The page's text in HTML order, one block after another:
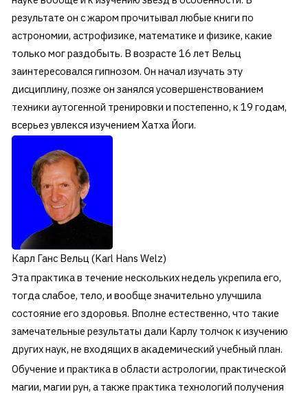
результате он с жаром прочитывал любые книги по
астрономии, астрофизике, математике и физике, какие
только мог раздобыть. В возрасте 16 лет Вельц
заинтересовался гипнозом. Он начал изучать эту
дисциплину, позже он занялся усовершенствованием
техники аутогенной тренировки и постепенно, к 19 годам,
всерьез увлекся изучением Хатха Йоги.
Карл Ганс Вельц (Karl Hans Welz)
Эта практика в течение нескольких недель укрепила его,
тогда слабое, тело, и вообще значительно улучшила
состояние его здоровья. Вполне естественно, что такие
замечательные результаты дали Карлу толчок к изучению
других наук, не входящих в академический учебный план.
Обучение и практика в области астрологии, практической
магии, магии рун, а также практика технологий получения